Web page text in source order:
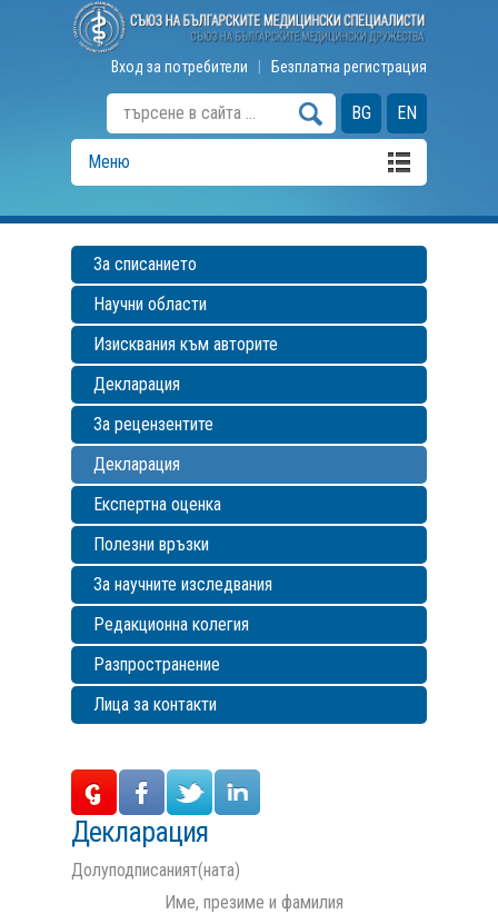
Вход за потребители Безплатна регистрация
EN
BG
Меню
За списанието
Научни области
Изисквания към авторите
Декларация
За рецензентите
Декларация
Експертна оценка
Полезни връзки
За научните изследвания
Редакционна колегия
Разпространение
Лица за контакти
Декларация
Долуподписаният(ната)
Име, презиме и фамилия